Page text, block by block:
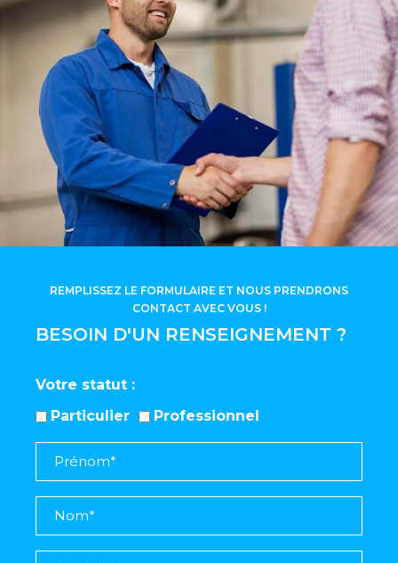
BESOIN D'UN RENSEIGNEMENT ?
REMPLISSEZ LE FORMULAIRE ET NOUS PRENDRONS
CONTACT AVEC VOUS !
Votre statut
Particulier
Professionnel